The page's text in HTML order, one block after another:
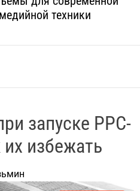
o
l
e
техники
запуске PPC-
избежать